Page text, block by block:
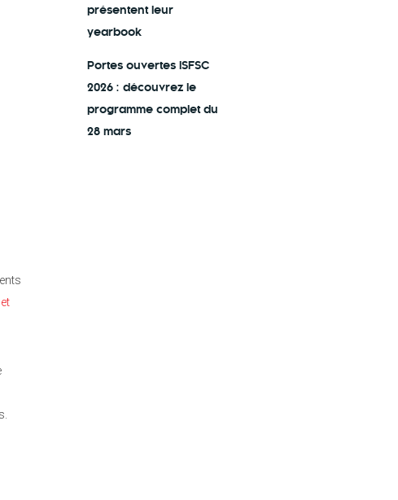
présentent leur
yearbook
Portes ouvertes ISFSC
2026 : découvrez le
programme complet du
28 mars